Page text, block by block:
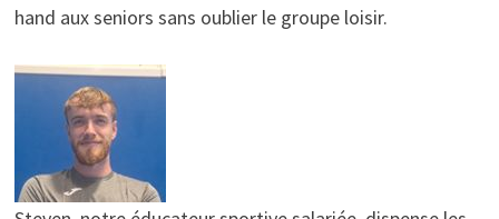
hand aux seniors sans oublier le groupe loisir.